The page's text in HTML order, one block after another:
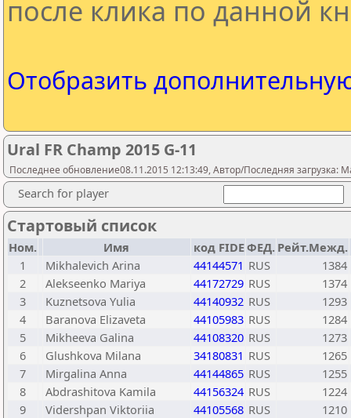
после клика по данной
Отобразить
Ural FR Champ 2015 G-11
Последнее обновление08.11.2015 12:13:49, Автор/Последняя загрузка:
Search for player
Стартовый список
Ном. Имя код FIDEФЕД. Рейт.Межд.
1
Mikhalevich Arina 44144571 RUS
1384
2
Alekseenko Mariya 44172729 RUS
1374
3
Kuznetsova Yulia 44140932 RUS
1293
4
Baranova Elizaveta 44105983 RUS
1284
5
Mikheeva Galina 44108320 RUS
1273
6
Glushkova Milana 34180831 RUS
1265
7
Mirgalina Anna 44144865 RUS
1255
8
Abdrashitova Kamila 44156324 RUS
1224
9
Vidershpan Viktoriia 44105568 RUS
1210